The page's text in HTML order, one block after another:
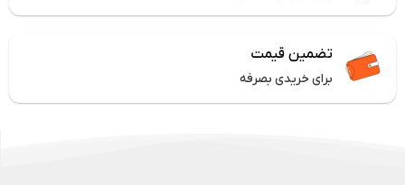
تضمین قیمت
برای خریدی بصرفه